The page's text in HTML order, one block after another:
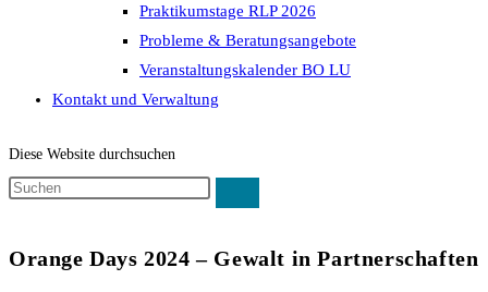
Praktikumstage RLP 2026
Probleme & Beratungsangebote
Veranstaltungskalender BO LU
Kontakt und Verwaltung
Diese Website durchsuchen
Orange Days 2024 – Gewalt in Partnerschaften